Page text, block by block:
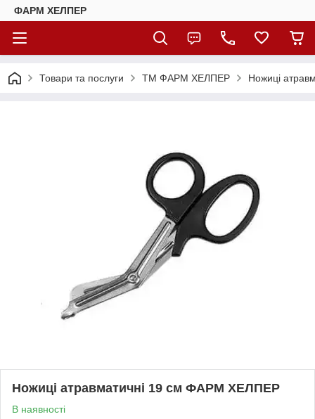
ФАРМ ХЕЛПЕР
Товари та послуги ТМ ФАРМ ХЕЛПЕР Ножиці
Ножиці атравматичні 19 см ФАРМ ХЕЛПЕР
В наявності